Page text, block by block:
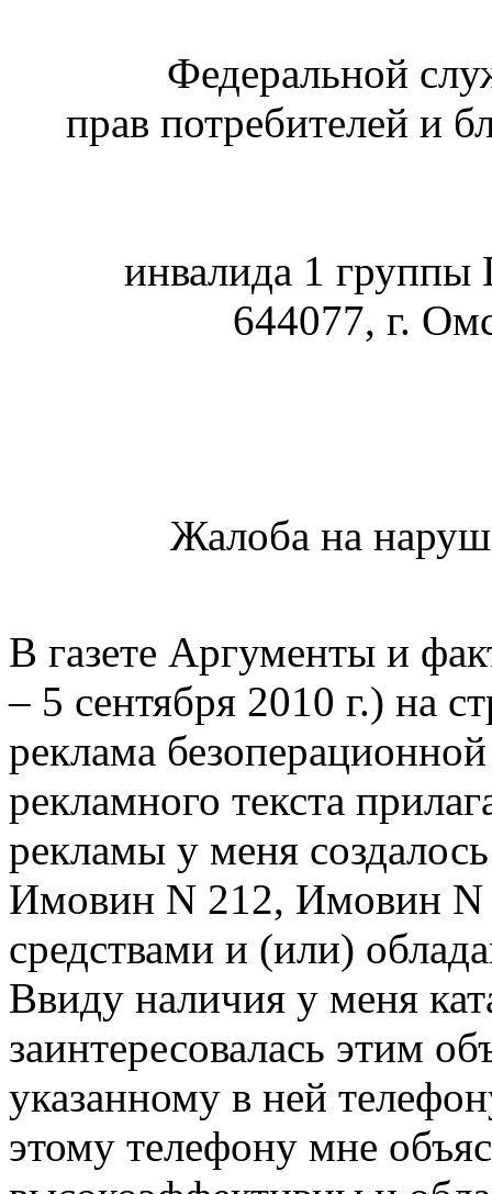
Федеральной
прав потребителей и
инвалида 1 группы
644077, г.
Жалоба на
В газете Аргументы и
– 5 сентября 2010 г.) на
реклама
рекламного текста
рекламы у меня
Имовин N 212, Имовин N
средствами и (или)
Ввиду наличия у меня
заинтересовалась этим
указанному в ней
этому телефону мне